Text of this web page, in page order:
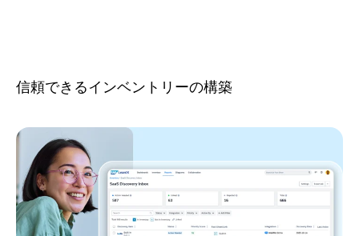
信頼できるインベントリーの構築